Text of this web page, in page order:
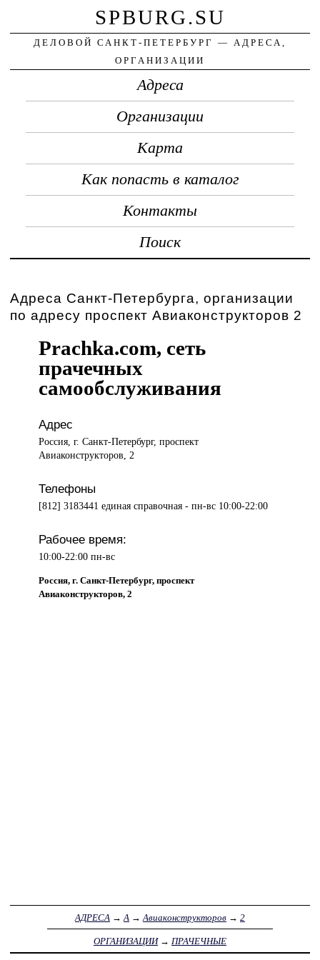
SPBURG.SU
ДЕЛОВОЙ САНКТ-ПЕТЕРБУРГ — АДРЕСА,
ОРГАНИЗАЦИИ
Адреса
Организации
Карта
Как попасть в каталог
Контакты
Поиск
Адреса Санкт-Петербурга, организации
по адресу проспект Авиаконструкторов 2
Prachka.com, сеть
прачечных
самообслуживания
Адрес
Россия, г. Санкт-Петербург, проспект
Авиаконструкторов, 2
Телефоны
[812] 3183441 единая справочная - пн-вс 10:00-22:00
Рабочее время:
10:00-22:00 пн-вс
Россия, г. Санкт-Петербург, проспект
Авиаконструкторов, 2
АДРЕСА → А → Авиаконструкторов → 2
ОРГАНИЗАЦИИ→ ПРАЧЕЧНЫЕ